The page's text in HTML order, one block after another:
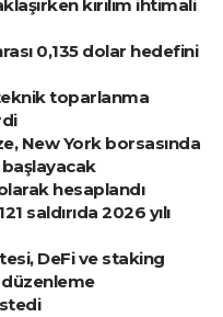
kırılım ihtimali
0,135 dolar hedefini
toparlanma
New York borsasında
hesaplandı
saldırıda 2026 yılı
DeFi ve staking